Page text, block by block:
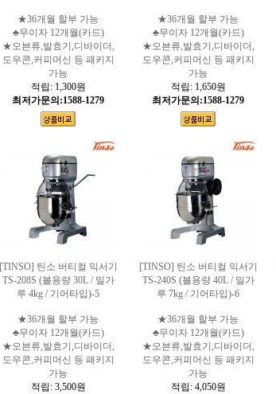
★36개월 할부 가능
♣무이자 12개월(카드)
★오븐류,발효기,디바이더,
도우콘,커피머신 등 패키지
가능
적립: 1,300원
최저가문의:1588-1279
★36개월 할부 가능
♣무이자 12개월(카드)
★오븐류,발효기,디바이더,
도우콘,커피머신 등 패키지
가능
적립: 1,650원
최저가문의:1588-1279
[TINSO] 틴소 버티컬 믹서기
TS-208S (볼용량 30L / 밀가
루 4kg / 기어타입)-5
★36개월 할부 가능
♣무이자 12개월(카드)
★오븐류,발효기,디바이더,
도우콘,커피머신 등 패키지
가능
적립: 3,500원
[TINSO] 틴소 버티컬 믹서기
TS-240S (볼용량 40L / 밀가
루 7kg / 기어타입)-6
★36개월 할부 가능
♣무이자 12개월(카드)
★오븐류,발효기,디바이더,
도우콘,커피머신 등 패키지
가능
적립: 4,050원